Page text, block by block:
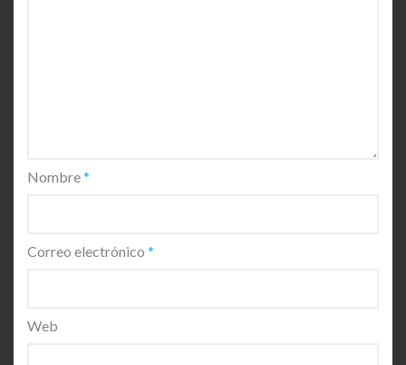
Nombre*
Correo electrónico *
Web